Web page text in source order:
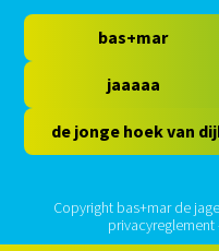
o
k
g
a
m
n
r
s
t
e
n
bas+mar
jaaaaa
de jonge hoek van
Copyright bas+mar de
privacyreglement